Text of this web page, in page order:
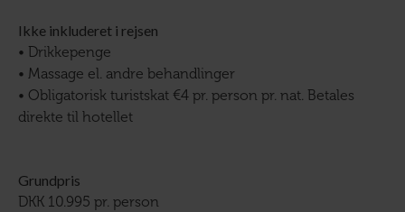
Ikke inkluderet i rejsen
• Drikkepenge
• Massage el. andre behandlinger
• Obligatorisk turistskat €4 pr. person pr. nat. Betales
direkte til hotellet
Grundpris
DKK 10.995 pr. person